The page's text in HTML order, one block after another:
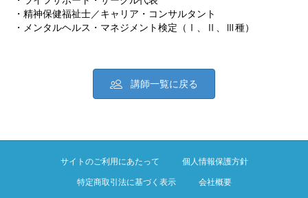
・精神保健福祉士／キャリア・コンサルタント
・メンタルヘルス・マネジメント検定（Ⅰ、Ⅱ、Ⅲ種）
講師一覧に戻る
サイトのご利用にあたって 個人情報保護方針
特定商取引法に基づく表示 会社概要